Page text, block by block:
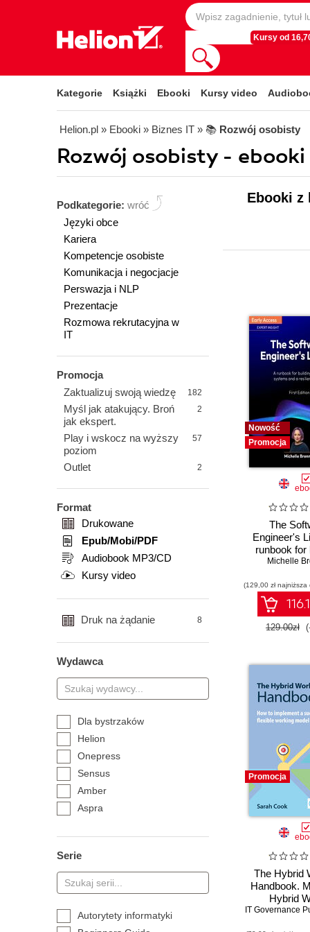
Kursy od
Kategorie Książki Ebooki Kursy video
Helion.pl » Ebooki » Biznes IT » 📚 Rozwój osobisty
Rozwój osobisty - ebooki
Podkategorie: wróć
Języki obce
Kariera
Kompetencje osobiste
Komunikacja i negocjacje
Perswazja i NLP
Prezentacje
Rozmowa rekrutacyjna w
IT
Promocja
Zaktualizuj swoją wiedzę
182
Myśl jak atakujący. Broń
jak ekspert.
2
Play i wskocz na wyższy
poziom
57
Outlet 2
Format
Drukowane
Epub/Mobi/PDF
Audiobook MP3/CD
Kursy video
Druk na żądanie 8
Wydawca
Dla bystrzaków
Helion
Onepress
Sensus
Amber
Aspra
Copernicus Center Press
Cztery Głowy
Difin
Dom Wydawniczy REBIS
EDGARD
Serie
Autorytety informatyki
Ebooki z
Nowość
Promocja
The
Engineer's
runbook for
reliableMichelle
(129,00 zł
129.00zł
Promocja
The Hybrid
Handbook.
Hybrid
Navigating
IT Governance